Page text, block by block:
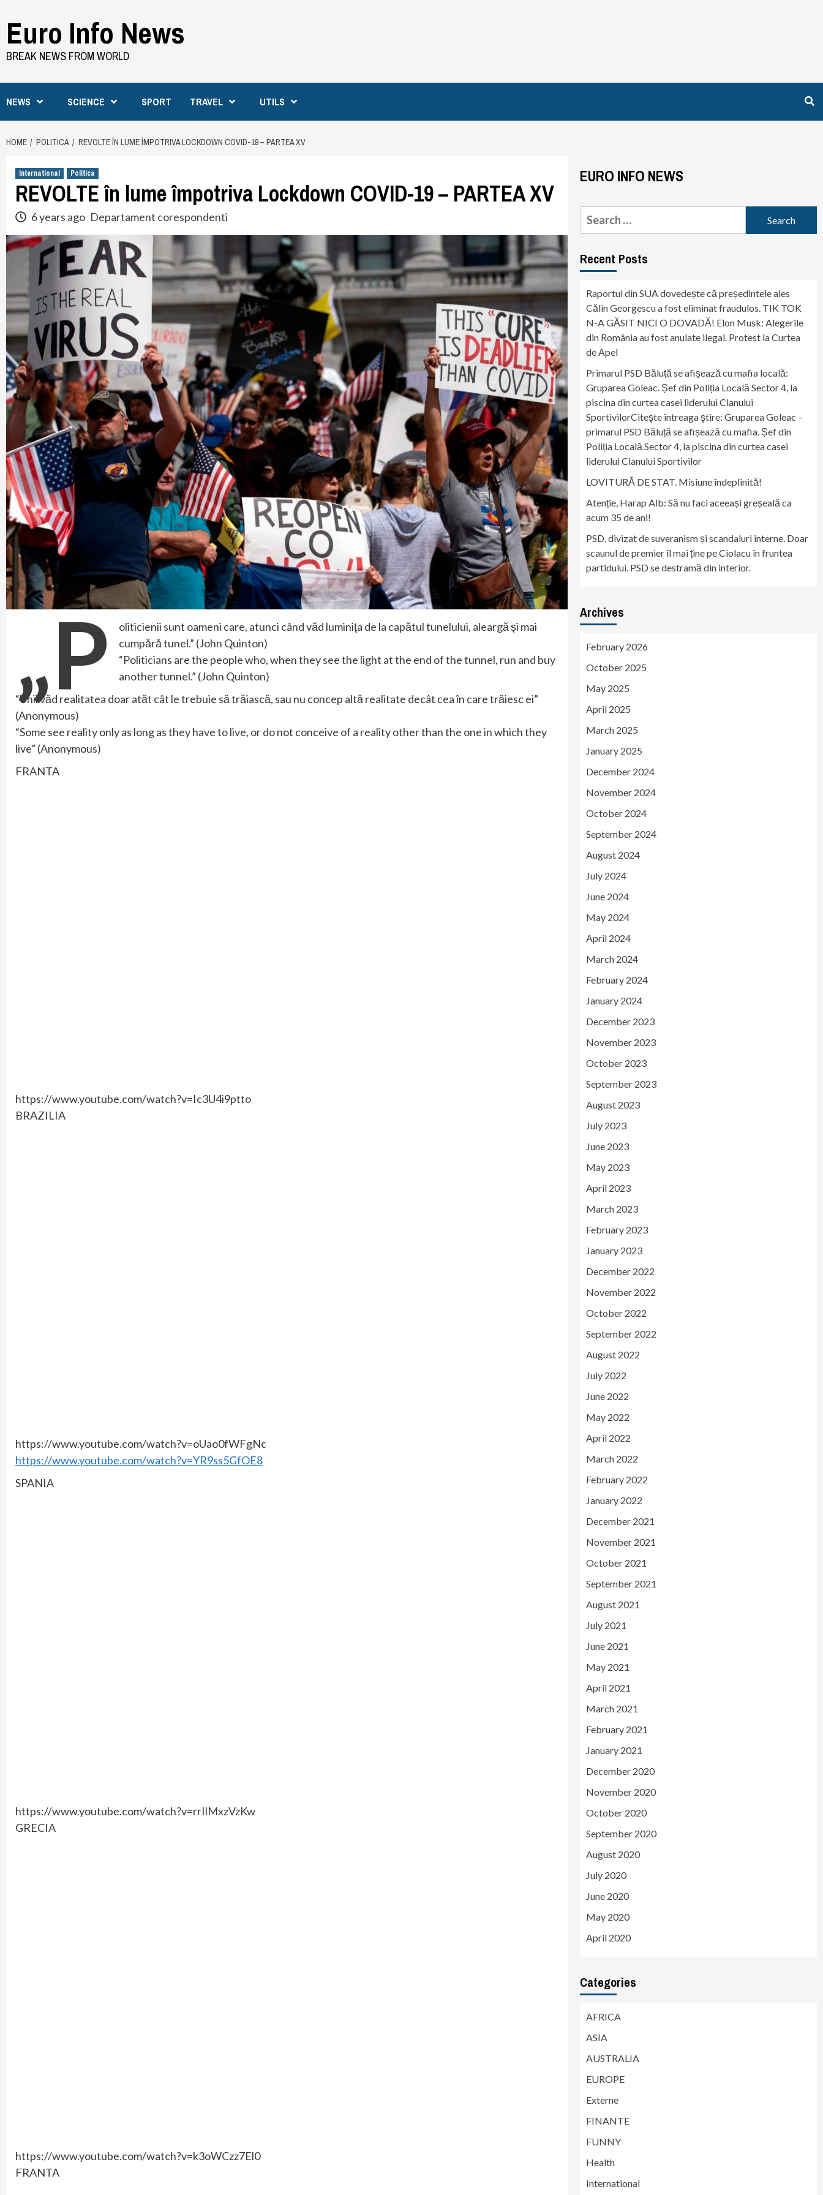
to
content
Euro Info News
BREAK NEWS FROM WORLD
NEWS SCIENCE SPORT TRAVEL UTILS
HOME POLITICA REVOLTE ÎN LUME ÎMPOTRIVA LOCKDOWN COVID-19 – PARTEA XV
International Politica
REVOLTE în lume împotriva Lockdown COVID-19 – PARTEA XV
6 years ago Departament corespondenti
„P
oliticienii sunt oameni care, atunci când văd luminiţa de la capătul tunelului, aleargă şi mai
cumpără tunel.” (John Quinton)
“Politicians are the people who, when they see the light at the end of the tunnel, run and buy
another tunnel.” (John Quinton)
“Unii văd realitatea doar atăt cât le trebuie să trăiască, sau nu concep altă realitate decât cea în care trăiesc ei”
(Anonymous)
“Some see reality only as long as they have to live, or do not conceive of a reality other than the one in which they
live” (Anonymous)
FRANTA
https://www.youtube.com/watch?v=Ic3U4i9ptto
BRAZILIA
https://www.youtube.com/watch?v=oUao0fWFgNc
https://www.youtube.com/watch?v=YR9ss5GfOE8
SPANIA
https://www.youtube.com/watch?v=rrIlMxzVzKw
GRECIA
https://www.youtube.com/watch?v=k3oWCzz7El0
FRANTA
EURO INFO NEWS
Search
for:
Recent Posts
Raportul din SUA dovedește că președintele ales
Călin Georgescu a fost eliminat fraudulos. TIK TOK
N-A GĂSIT NICI O DOVADĂ! Elon Musk: Alegerile
din România au fost anulate ilegal. Protest la Curtea
de Apel
Primarul PSD Băluță se afișează cu mafia locală:
Gruparea Goleac. Șef din Poliția Locală Sector 4, la
piscina din curtea casei liderului Clanului
SportivilorCiteşte întreaga ştire: Gruparea Goleac –
primarul PSD Băluță se afișează cu mafia. Șef din
Poliția Locală Sector 4, la piscina din curtea casei
liderului Clanului Sportivilor
LOVITURĂ DE STAT. Misiune îndeplinită!
Atenție, Harap Alb: Să nu faci aceeași greșeală ca
acum 35 de ani!
PSD, divizat de suveranism și scandaluri interne. Doar
scaunul de premier îl mai ține pe Ciolacu în fruntea
partidului. PSD se destramă din interior.
Archives
February 2026
October 2025
May 2025
April 2025
March 2025
January 2025
December 2024
November 2024
October 2024
September 2024
August 2024
July 2024
June 2024
May 2024
April 2024
March 2024
February 2024
January 2024
December 2023
November 2023
October 2023
September 2023
August 2023
July 2023
June 2023
May 2023
April 2023
March 2023
February 2023
January 2023
December 2022
November 2022
October 2022
September 2022
August 2022
July 2022
June 2022
May 2022
April 2022
March 2022
February 2022
January 2022
December 2021
November 2021
October 2021
September 2021
August 2021
July 2021
June 2021
May 2021
April 2021
March 2021
February 2021
January 2021
December 2020
November 2020
October 2020
September 2020
August 2020
July 2020
June 2020
May 2020
April 2020
Categories
AFRICA
ASIA
AUSTRALIA
EUROPE
Externe
FINANTE
FUNNY
Health
International